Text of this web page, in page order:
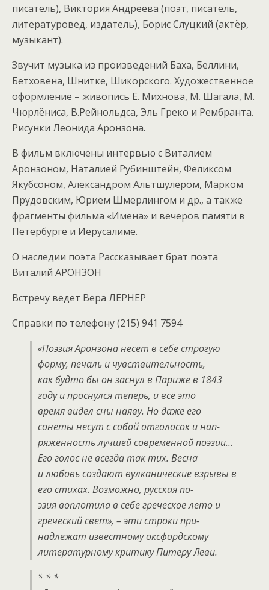
писатель), Виктория Андреева (поэт, писатель,
литературовед, издатель), Борис Слуцкий (актёр,
музыкант).
Звучит музыка из произведений Баха, Беллини,
Бетховена, Шнитке, Шикорского. Художественное
оформление – живопись Е. Михнова, М. Шагала, М.
Чюрлёниса, В.Рейнольдса, Эль Греко и Рембранта.
Рисунки Леонида Аронзона.
В фильм включены интервью с Виталием
Аронзоном, Наталией Рубинштейн, Феликсом
Якубсоном, Александром Альтшулером, Марком
Прудовским, Юрием Шмерлингом и др., а также
фрагменты фильма «Имена» и вечеров памяти в
Петербурге и Иерусалиме.
О наследии поэта Рассказывает брат поэта
Виталий АРОНЗОН
Встречу ведет Вера ЛЕРНЕР
Справки по телефону (215) 941 7594
«Поэзия Аронзона несёт в себе строгую
форму, печаль и чувствительность,
как будто бы он заснул в Париже в 1843
году и проснулся теперь, и всё это
время видел сны наяву. Но даже его
сонеты несут с собой отголосок и нап-
ряжённость лучшей современной поэзии…
Его голос не всегда так тих. Весна
и любовь создают вулканические взрывы в
его стихах. Возможно, русская по-
эзия воплотила в себе греческое лето и
греческий свет», – эти строки при-
надлежат известному оксфордскому
литературному критику Питеру Леви.
* * *